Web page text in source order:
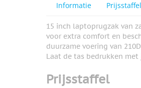
Informatie Prijsstaffel
15 inch laptoprugzak van
voor extra comfort en
duurzame voering van
Laat de tas bedrukken
Prijsstaffel